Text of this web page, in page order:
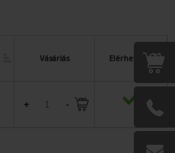
Vásárlás Elérhetőség
+ -